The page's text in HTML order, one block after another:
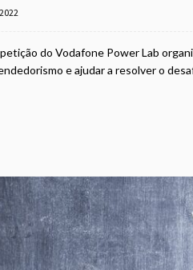
do Vodafone Power Lab
e ajudar a resolver o